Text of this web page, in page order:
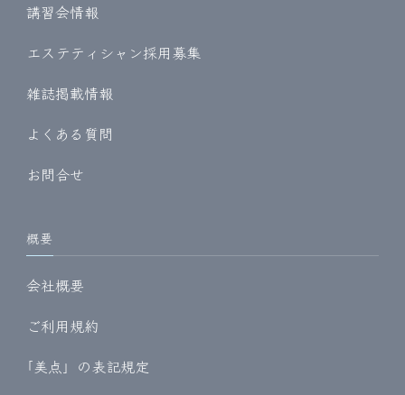
講習会情報
エステティシャン採用募集
雑誌掲載情報
よくある質問
お問合せ
概要
会社概要
ご利用規約
｢美点」の表記規定